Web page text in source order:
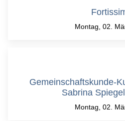
Montag, 02.
Gemeinschaftskunde-
Sabrina
Montag, 02.